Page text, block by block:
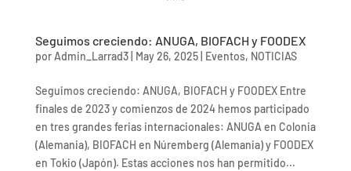
Seguimos creciendo: ANUGA, BIOFACH y FOODEX
porAdmin_Larrad3| May 26, 2025| Eventos, NOTICIAS
Seguimos creciendo: ANUGA, BIOFACH y FOODEX Entre
finales de 2023 y comienzos de 2024 hemos participado
en tres grandes ferias internacionales: ANUGA en Colonia
(Alemania), BIOFACH en Núremberg (Alemania) y FOODEX
en Tokio (Japón). Estas acciones nos han permitido...